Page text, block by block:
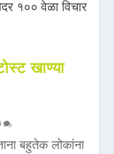
खाण्या
बहुतेक लोकांना